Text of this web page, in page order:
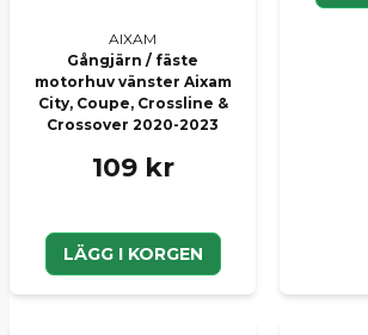
AIXAM
Gångjärn / fäste
motorhuv vänster Aixam
City, Coupe, Crossline &
Crossover 2020-2023
109 kr
LÄGG I KORGEN